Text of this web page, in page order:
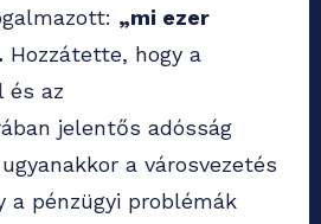
„mi ezer
Hozzátette, hogy a
és az
jelentős adósság
a városvezetés
a pénzügyi problémák